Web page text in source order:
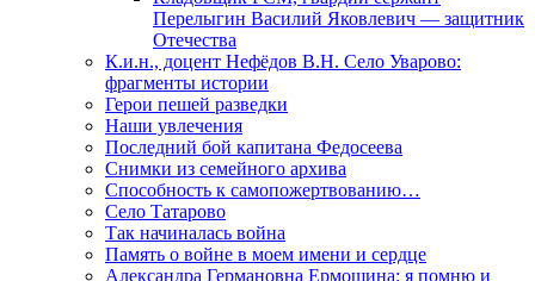
Перелыгин Василий Яковлевич — защитник
Отечества
К.и.н., доцент Нефёдов В.Н. Село Уварово:
фрагменты истории
Герои пешей разведки
Наши увлечения
Последний бой капитана Федосеева
Снимки из семейного архива
Способность к самопожертвованию…
Село Татарово
Так начиналась война
Память о войне в моем имени и сердце
Александра Германовна Ермошина: я помню и